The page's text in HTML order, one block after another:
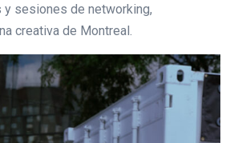
sesiones de networking,
creativa de Montreal.